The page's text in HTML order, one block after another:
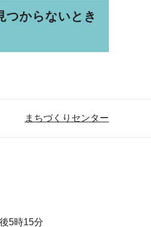
つからないとき
まちづくりセンター
5時15分